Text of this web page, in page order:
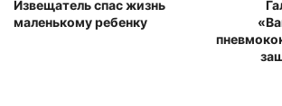
Извещатель спас жизнь
маленькому ребенку